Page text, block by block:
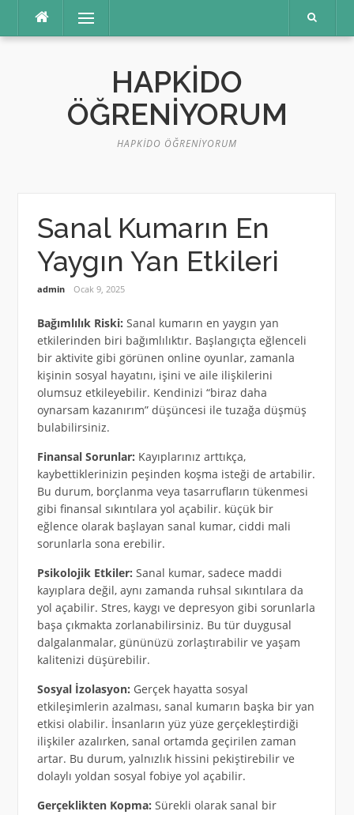
Menü
HAPKIDO
ÖĞRENIYORUM
HAPKIDO ÖĞRENIYORUM
Sanal Kumarın En
Yaygın Yan Etkileri
admin Ocak 9, 2025
Bağımlılık Riski: Sanal kumarın en yaygın yan
etkilerinden biri bağımlılıktır. Başlangıçta eğlenceli
bir aktivite gibi görünen online oyunlar, zamanla
kişinin sosyal hayatını, işini ve aile ilişkilerini
olumsuz etkileyebilir. Kendinizi “biraz daha
oynarsam kazanırım” düşüncesi ile tuzağa düşmüş
bulabilirsiniz.
Finansal Sorunlar: Kayıplarınız arttıkça,
kaybettiklerinizin peşinden koşma isteği de artabilir.
Bu durum, borçlanma veya tasarrufların tükenmesi
gibi finansal sıkıntılara yol açabilir. küçük bir
eğlence olarak başlayan sanal kumar, ciddi mali
sorunlarla sona erebilir.
Psikolojik Etkiler: Sanal kumar, sadece maddi
kayıplara değil, aynı zamanda ruhsal sıkıntılara da
yol açabilir. Stres, kaygı ve depresyon gibi sorunlarla
başa çıkmakta zorlanabilirsiniz. Bu tür duygusal
dalgalanmalar, gününüzü zorlaştırabilir ve yaşam
kalitenizi düşürebilir.
Sosyal İzolasyon: Gerçek hayatta sosyal
etkileşimlerin azalması, sanal kumarın başka bir yan
etkisi olabilir. İnsanların yüz yüze gerçekleştirdiği
ilişkiler azalırken, sanal ortamda geçirilen zaman
artar. Bu durum, yalnızlık hissini pekiştirebilir ve
dolaylı yoldan sosyal fobiye yol açabilir.
Gerçeklikten Kopma: Sürekli olarak sanal bir